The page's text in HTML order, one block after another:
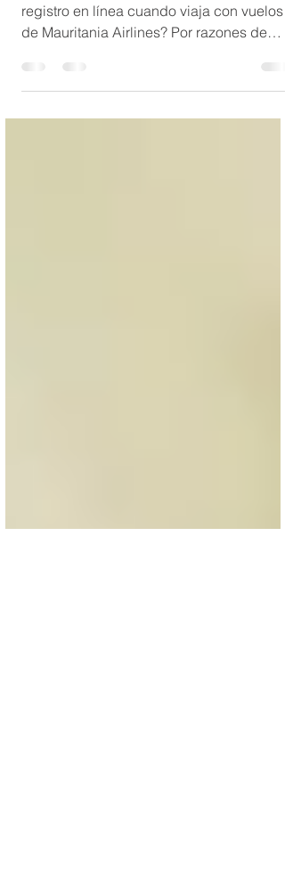
Registro en Línea
registro en línea cuando viaja con vuelos
de Mauritania Airlines? Por razones de
seguridad,...